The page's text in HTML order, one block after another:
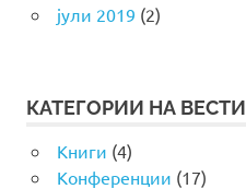
јули 2019 (2)
КАТЕГОРИИ НА ВЕСТИ
Книги (4)
Конференции (17)